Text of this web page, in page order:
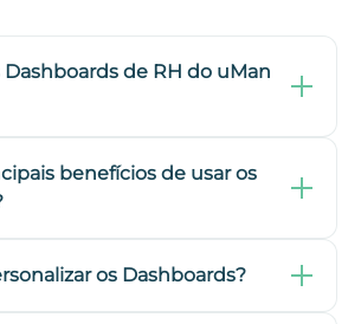
Dashboards de RH do uMan
benefícios de usar os
os Dashboards?